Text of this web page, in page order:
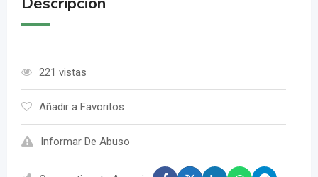
221 vistas
Añadir a Favoritos
Informar De Abuso